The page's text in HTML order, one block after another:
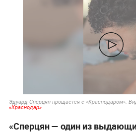
Эдуард Сперцян прощается с «Краснодаром».
«Краснодар»
«Сперцян — один из